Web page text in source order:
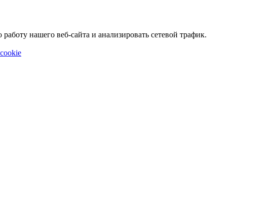
нашего веб-сайта и анализировать сетевой трафик.